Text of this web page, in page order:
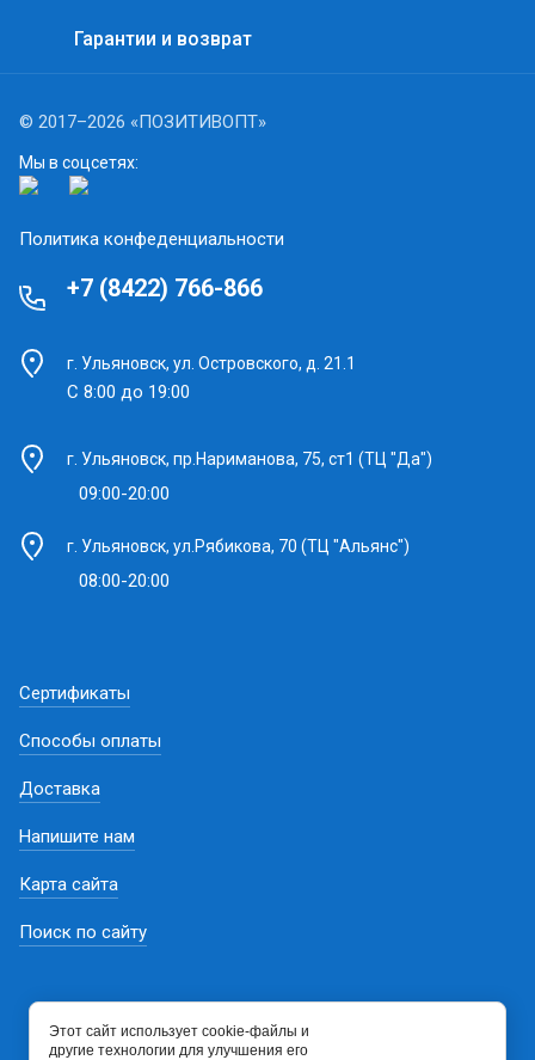
Гарантии и возврат
© 2017–2026 «ПОЗИТИВОПТ»
Мы в соцсетях:
Политика конфеденциальности
+7 (8422) 766-866
г. Ульяновск, ул. Островского, д. 21.1
С 8:00 до 19:00
г. Ульяновск, пр.Нариманова, 75, ст1 (ТЦ "Да")
09:00-20:00
г. Ульяновск, ул.Рябикова, 70 (ТЦ "Альянс")
08:00-20:00
Сертификаты
Способы оплаты
Доставка
Напишите нам
Карта сайта
Поиск по сайту
Этот сайт использует cookie-файлы и
другие технологии для улучшения его